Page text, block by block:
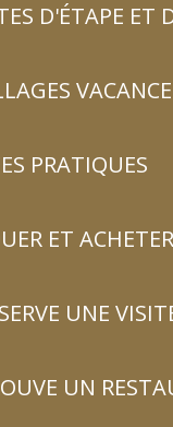
D'ÉTAPE ET
PRATIQUES
ET
UNE
UN